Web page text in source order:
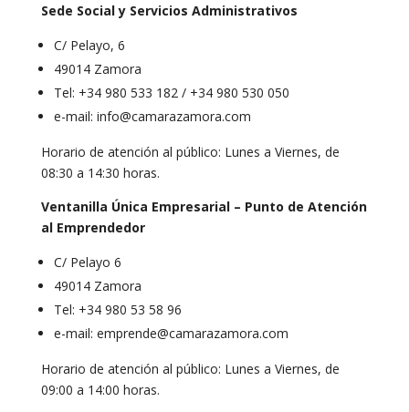
Sede Social y Servicios Administrativos
C/ Pelayo, 6
49014 Zamora
Tel: +34 980 533 182 / +34 980 530 050
e-mail: info@camarazamora.com
Horario de atención al público: Lunes a Viernes, de
08:30 a 14:30 horas.
Ventanilla Única Empresarial – Punto de Atención
al Emprendedor
C/ Pelayo 6
49014 Zamora
Tel: +34 980 53 58 96
e-mail: emprende@camarazamora.com
Horario de atención al público: Lunes a Viernes, de
09:00 a 14:00 horas.